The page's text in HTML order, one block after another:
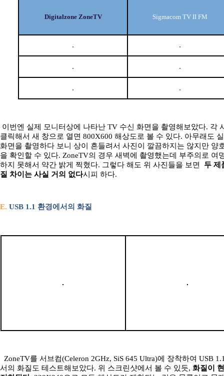
Digitalzone ZoneTV Sigmacom TV II FM
이번엔 실제 모니터상에 나타난 TV 수신 화면을 촬영해보았다. 각
클릭해서 새 창으로 열면 800X600 해상도로 볼 수 있다. 아무래도
화면을 촬영하다 보니 상이 흔들려서 사진이 깔끔하지는 않지만 양
을 확인할 수 있다. ZoneTV의 경우 새벽에 촬영했는데 부주의로 여
하지 못해서 약간 밝게 찍혔다. 그렇다 해도 위 사진들을 보면 두 제
질 차이는 사실 거의 없다시피 하다.
E. USB 1.1 환경에서의 화질
ZoneTV를 서브컴(Celeron 2GHz, SiS 645 Ultra)에 장착하여 USB
서의 화질도 테스트해보았다. 위 스크린샷에서 볼 수 있듯, 화질이